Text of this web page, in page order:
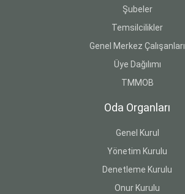
Şubeler
Temsilcilikler
Genel Merkez Çalışanları
Üye Dağılımı
TMMOB
Oda Organları
Genel Kurul
Yönetim Kurulu
Denetleme Kurulu
Onur Kurulu